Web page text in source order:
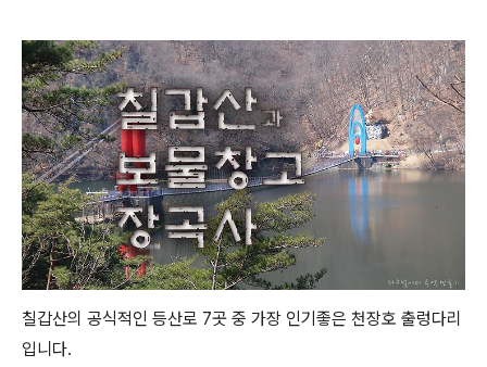
칠갑산의 공식적인 등산로 7곳 중 가장 인기좋은 천장호 출렁다리
입니다.